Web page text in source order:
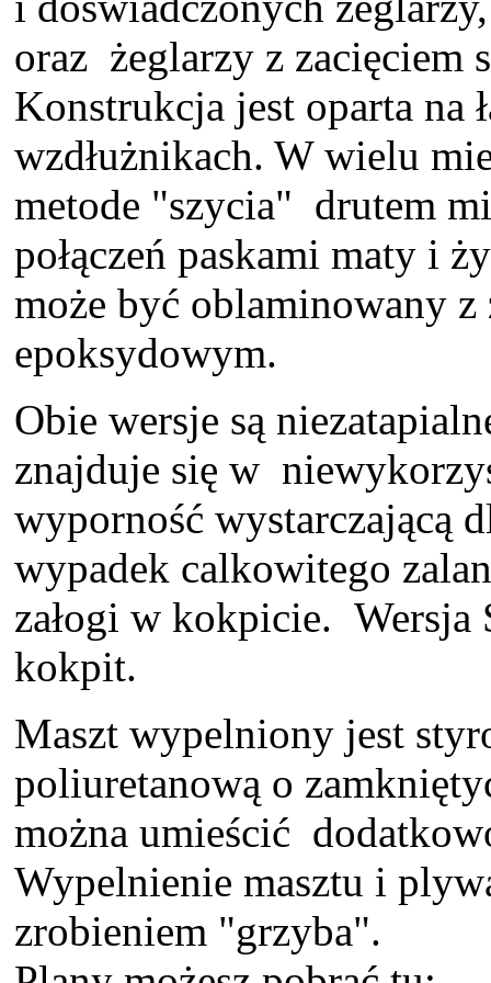
oraz żeglarzy z zacięciem
Konstrukcja jest oparta na
wzdłużnikach. W wielu
metode "szycia" drutem
połączeń paskami maty i
może być oblaminowany z
epoksydowym.
Obie wersje są
znajduje się w
wyporność wystarczającą
wypadek calkowitego
załogi w kokpicie.
kokpit.
Maszt wypelniony jest
poliuretanową o
można umieścić
Wypelnienie masztu i
zrobieniem "grzyba".